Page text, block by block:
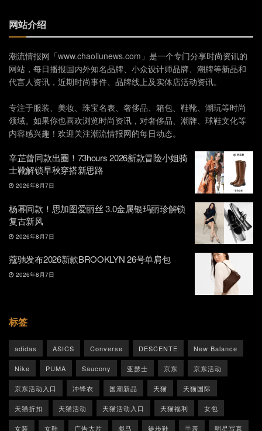
网站介绍
潮流情报网「www.chaoliunews.com」是一个专门分享时尚资讯的
网站，每日播报国内外知名品牌、小众设计师品牌、潮牌等新品和
代言人资讯，近期时尚事件、品牌线上及实体店活动资讯。
专注于服装、美妆、珠宝名表、奢侈品、箱包、鞋靴、潮玩等时尚
领域。如果你也喜欢浏览时尚资讯，对奢侈品、潮牌、球鞋文化等
内容感兴趣！欢迎关注潮流情报网的每日动态。
辛芷蕾同款出圈！73hours 2026新款冒险小姐骑
士靴解锁早秋穿搭新思路
2026年8月7日
杨幂同款！思加图爱丽丝 3.0金属银玛丽珍解锁
复古新风
2026年8月7日
蔻驰发布2026新款BROOKLYN 26号单肩包
2026年8月7日
标签
adidas ASICS Converse DESCENTE New Balance
Nike PUMA Saucony 亚瑟士 京东 京东活动
京东活动入口 冲锋衣 国潮新品 天猫 天猫国际
天猫折扣 天猫活动 天猫活动入口 天猫福利 女包
女装 女鞋 广告大片 彪马 徒步鞋 手表 明星写真